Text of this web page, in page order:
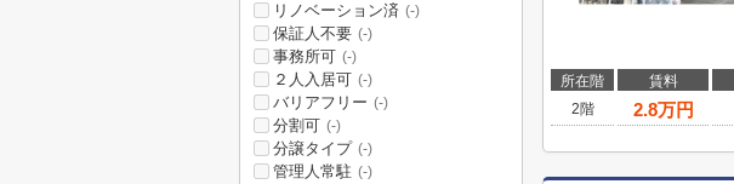
所在階 賃料
2階
2.8万円
リノベーション済 (-)
保証人不要 (-)
事務所可 (-)
２人入居可 (-)
バリアフリー (-)
分割可 (-)
分譲タイプ (-)
管理人常駐 (-)